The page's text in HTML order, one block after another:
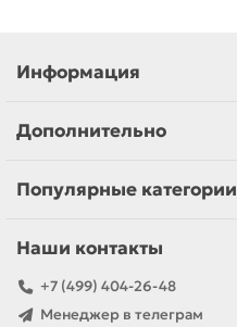
Информация
Дополнительно
Популярные категории
Наши контакты
+7 (499) 404-26-48
Менеджер в телеграм